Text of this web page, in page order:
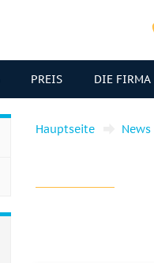
PREIS DIE FIRMA
Hauptseite News